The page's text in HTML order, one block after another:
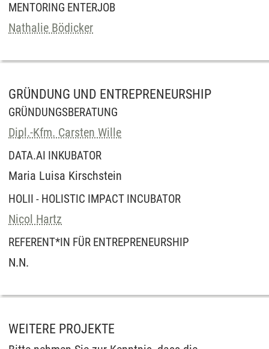
MENTORING ENTERJOB
Nathalie Bödicker
GRÜNDUNG UND ENTREPRENEURSHIP
GRÜNDUNGSBERATUNG
Dipl.-Kfm. Carsten Wille
DATA.AI INKUBATOR
Maria Luisa Kirschstein
HOLII - HOLISTIC IMPACT INCUBATOR
Nicol Hartz
REFERENT*IN FÜR ENTREPRENEURSHIP
N.N.
WEITERE PROJEKTE